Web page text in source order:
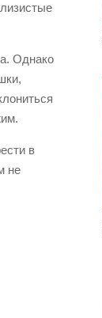
Однако
в
не